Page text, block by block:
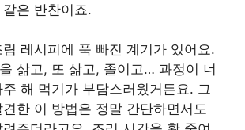
은 반찬이죠.
레시피에 푹 빠진 계기가 있어요.
삶고, 또 삶고, 졸이고… 과정이 너
해 먹기가 부담스러웠거든요. 그
한 이 방법은 정말 간단하면서도